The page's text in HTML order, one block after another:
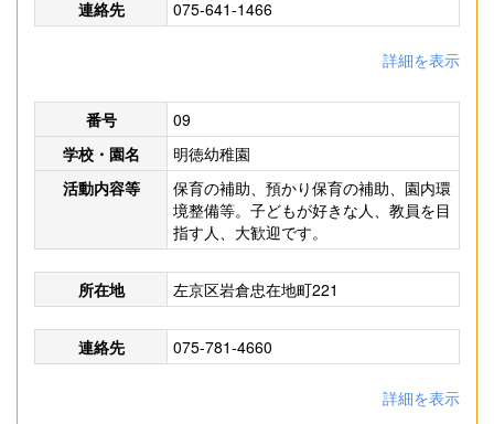
連絡先 075-641-1466
詳細を表示
番号
09
学校・園名
明徳幼稚園
活動内容等
保育の補助、預かり保育の補助、園内環
境整備等。子どもが好きな人、教員を目
指す人、大歓迎です。
所在地 左京区岩倉忠在地町221
連絡先 075-781-4660
詳細を表示